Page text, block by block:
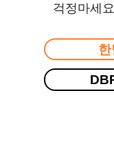
걱정마세
한